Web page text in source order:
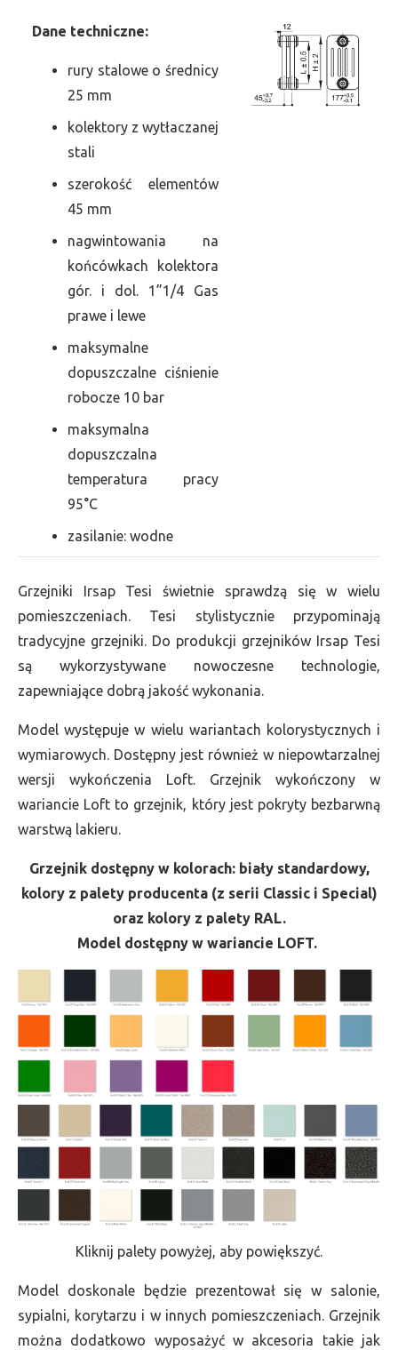
Dane techniczne:
rury stalowe o średnicy
25 mm
kolektory z wytłaczanej
stali
szerokość elementów
45 mm
nagwintowania na
końcówkach kolektora
gór. i dol. 1”1/4 Gas
prawe i lewe
maksymalne
dopuszczalne ciśnienie
robocze 10 bar
maksymalna
dopuszczalna
temperatura pracy
95°C
zasilanie: wodne
Grzejniki Irsap Tesi świetnie sprawdzą się w wielu
pomieszczeniach. Tesi stylistycznie przypominają
tradycyjne grzejniki. Do produkcji grzejników Irsap Tesi
są wykorzystywane nowoczesne technologie,
zapewniające dobrą jakość wykonania.
Model występuje w wielu wariantach kolorystycznych i
wymiarowych. Dostępny jest również w niepowtarzalnej
wersji wykończenia Loft. Grzejnik wykończony w
wariancie Loft to grzejnik, który jest pokryty bezbarwną
warstwą lakieru.
Grzejnik dostępny w kolorach: biały standardowy,
kolory z palety producenta (z serii Classic i Special)
oraz kolory z palety RAL.
Model dostępny w wariancie LOFT.
Kliknij palety powyżej, aby powiększyć.
Model doskonale będzie prezentował się w salonie,
sypialni, korytarzu i w innych pomieszczeniach. Grzejnik
można dodatkowo wyposażyć w akcesoria takie jak